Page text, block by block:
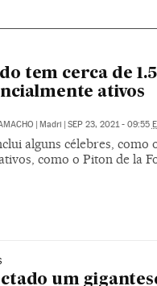
tem cerca de
ativos
| Madri | SEP 23, 2021 - 09:55
alguns célebres, como
como o Piton de la
um